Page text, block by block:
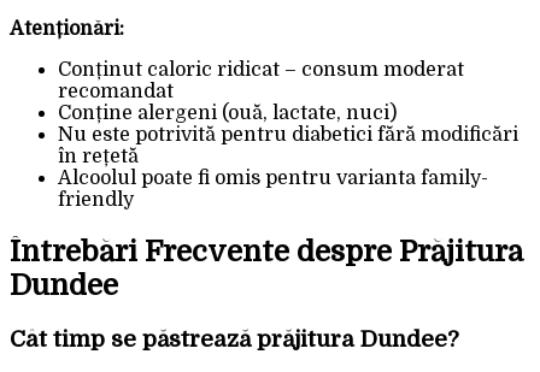
Atenționări:
Conținut caloric ridicat – consum moderat
recomandat
Conține alergeni (ouă, lactate, nuci)
Nu este potrivită pentru diabetici fără modificări
în rețetă
Alcoolul poate fi omis pentru varianta family-
friendly
Întrebări Frecvente despre Prăjitura
Dundee
Cât timp se păstrează prăjitura Dundee?